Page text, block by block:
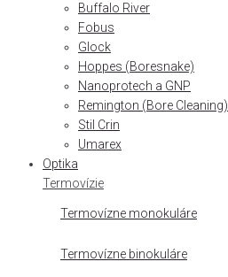
Buffalo River
Fobus
Glock
Hoppes (Boresnake)
Nanoprotech a GNP
Remington (Bore Cleaning)
Stil Crin
Umarex
Optika
Termovízie
Termovízne monokuláre
Termovízne binokuláre